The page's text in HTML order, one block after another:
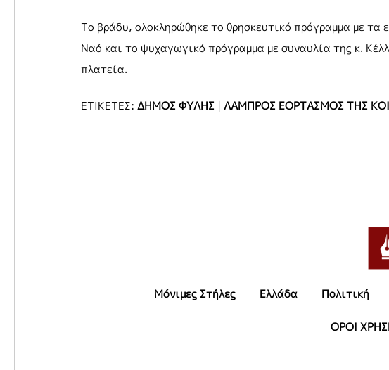
Το βράδυ, ολοκληρώθηκε το θρησκευτικό πρόγραμμα με τα
Ναό και το ψυχαγωγικό πρόγραμμα με συναυλία της κ.
πλατεία.
ΕΤΙΚΕΤΕΣ: ΔΗΜΟΣ ΦΥΛΗΣ | ΛΑΜΠΡΟΣ ΕΟΡΤΑΣΜΟΣ ΤΗΣ
Μόνιμες Στήλες Ελλάδα Πολιτική
ΟΡΟΙ